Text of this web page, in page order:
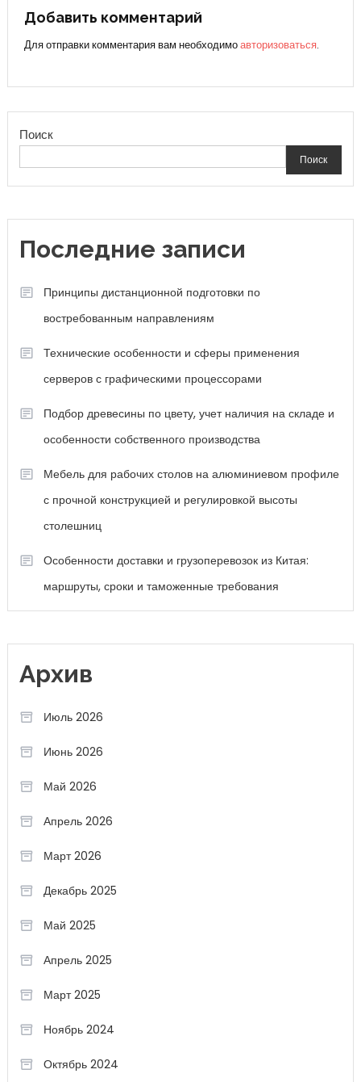
записям
Добавить комментарий
Для отправки комментария вам необходимоавторизоваться.
Поиск
Поиск
Последние записи
Принципы дистанционной подготовки по
востребованным направлениям
Технические особенности и сферы применения
серверов с графическими процессорами
Подбор древесины по цвету, учет наличия на складе и
особенности собственного производства
Мебель для рабочих столов на алюминиевом профиле
с прочной конструкцией и регулировкой высоты
столешниц
Особенности доставки и грузоперевозок из Китая:
маршруты, сроки и таможенные требования
Архив
Июль 2026
Июнь 2026
Май 2026
Апрель 2026
Март 2026
Декабрь 2025
Май 2025
Апрель 2025
Март 2025
Ноябрь 2024
Октябрь 2024